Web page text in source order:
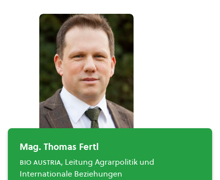
Mag. Thomas Fertl
bio austria, Leitung Agrarpolitik und
Internationale Beziehungen